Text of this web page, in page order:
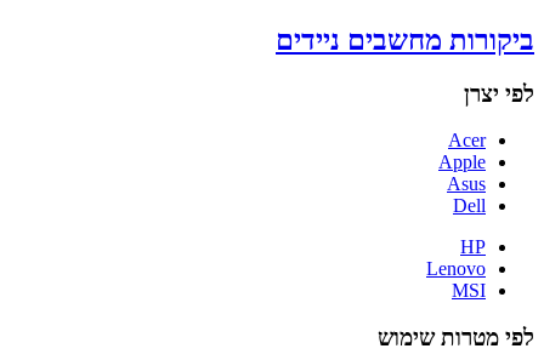
ביקורות מחשבים ניידים
לפי יצרן
Acer
Apple
Asus
Dell
HP
Lenovo
MSI
לפי מטרות שימוש